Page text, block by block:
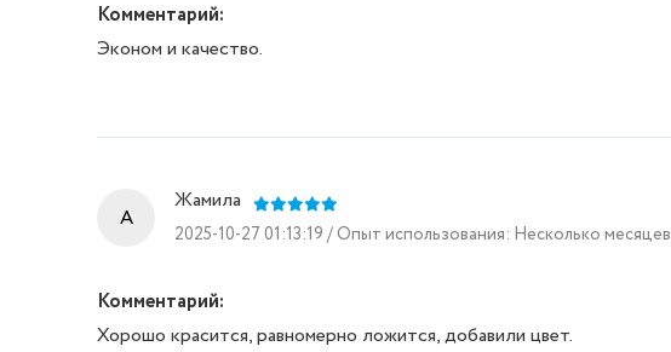
Комментарий:
Эконом и качество.
A
Жамила
2025-10-27 01:13:19 / Опыт использования: Несколько месяцев
Комментарий:
Хорошо красится, равномерно ложится, добавили цвет.